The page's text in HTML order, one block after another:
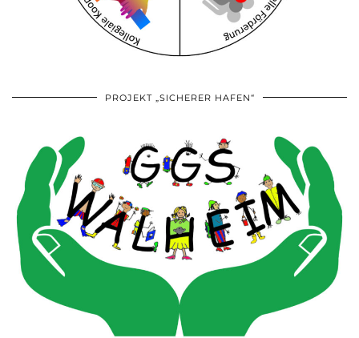
PROJEKT „SICHERER HAFEN“